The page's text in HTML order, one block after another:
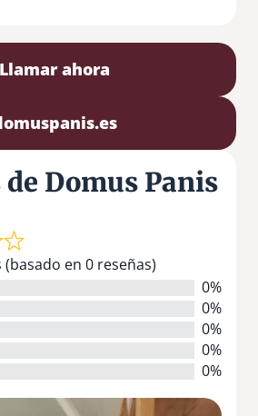
Llamar ahora
de Domus Panis
en 0 reseñas)
0%
0%
0%
0%
0%